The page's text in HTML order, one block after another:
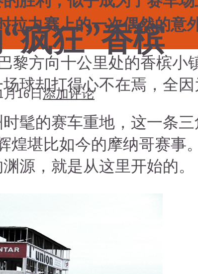
疯狂”香槟
月16日添加评论
力赛上的一次偶然的意外
黎方向十公里处的香槟小
球却打得心不在焉，全因
髦的赛车重地，这一条
煌堪比如今的摩纳哥赛
源，就是从这里开始的。